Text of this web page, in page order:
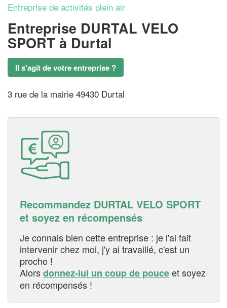
Entreprise de activités plein air
Entreprise DURTAL VELO
SPORT à Durtal
Il s'agit de votre entreprise ?
3 rue de la mairie 49430 Durtal
Recommandez DURTAL VELO SPORT
et soyez en récompensés
Je connais bien cette entreprise : je l'ai fait
intervenir chez moi, j'y ai travaillé, c'est un
proche !
Alorsdonnez-lui un coup de pouceet soyez
en récompensés !